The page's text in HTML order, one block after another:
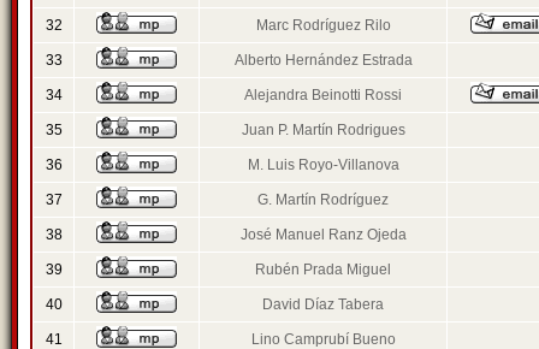
32 Marc Rodríguez Rilo
33 Alberto Hernández Estrada
34 Alejandra Beinotti Rossi
35 Juan P. Martín Rodrigues
36 M. Luis Royo-Villanova
37 G. Martín Rodríguez
38 José Manuel Ranz Ojeda
39 Rubén Prada Miguel
40 David Díaz Tabera
41 Lino Camprubí Bueno